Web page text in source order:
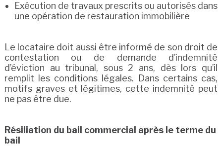
Exécution de travaux prescrits ou autorisés dans
une opération de restauration immobilière
Le locataire doit aussi être informé de son droit de
contestation ou de demande d’indemnité
d’éviction au tribunal, sous 2 ans, dès lors qu’il
remplit les conditions légales. Dans certains cas,
motifs graves et légitimes, cette indemnité peut
ne pas être due.
Résiliation du bail commercial après le terme du
bail